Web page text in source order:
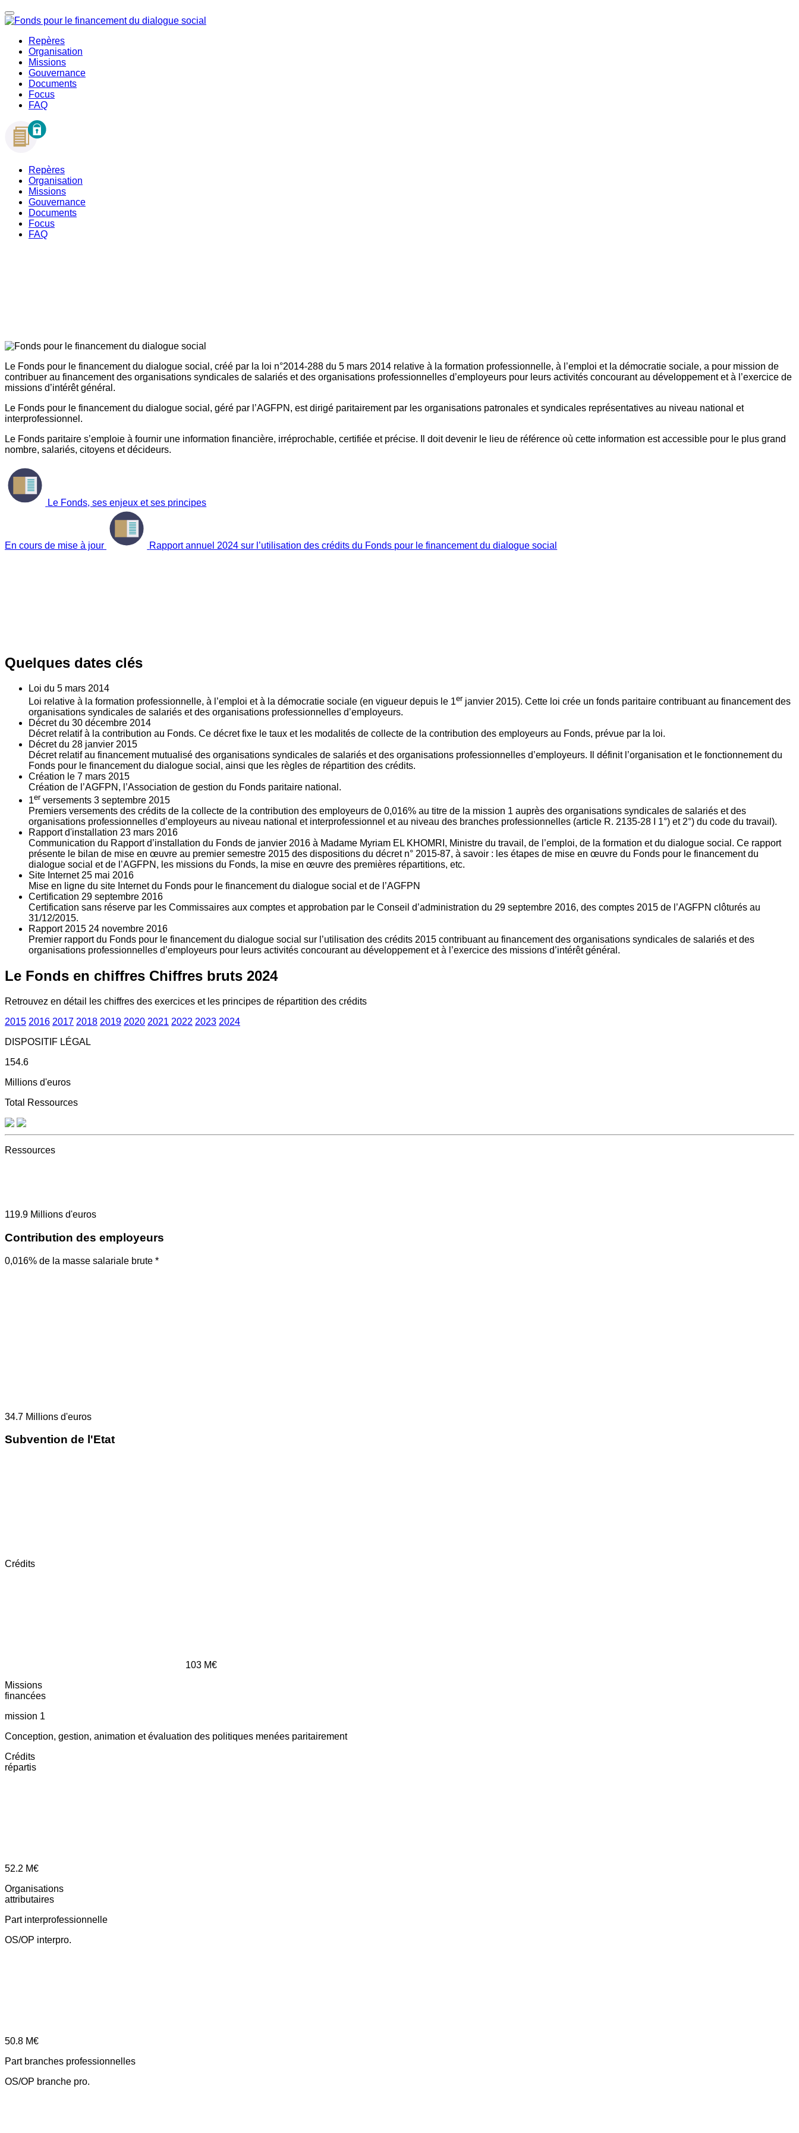
Repères
Organisation
Missions
Gouvernance
Documents
Focus
FAQ
Repères
Organisation
Missions
Gouvernance
Documents
Focus
FAQ
Le Fonds pour le financement du dialogue social, créé par la loi n°2014-288 du 5 mars 2014 relative à la formation professionnelle, à l’emploi et la démocratie sociale, a pour mission de
contribuer au financement des organisations syndicales de salariés et des organisations professionnelles d’employeurs pour leurs activités concourant au développement et à l’exercice de
missions d’intérêt général.
Le Fonds pour le financement du dialogue social, géré par l’AGFPN, est dirigé paritairement par les organisations patronales et syndicales représentatives au niveau national et
interprofessionnel.
Le Fonds paritaire s’emploie à fournir une information financière, irréprochable, certifiée et précise. Il doit devenir le lieu de référence où cette information est accessible pour le plus grand
nombre, salariés, citoyens et décideurs.
Le Fonds, ses enjeux et ses principes
En cours de mise à jour Rapport annuel 2024 sur l’utilisation des crédits du Fonds pour le financement du dialogue social
Quelques dates clés
Loi du 5 mars 2014
Loi relative à la formation professionnelle, à l’emploi et à la démocratie sociale (en vigueur depuis le 1er janvier 2015). Cette loi crée un fonds paritaire contribuant au financement des
organisations syndicales de salariés et des organisations professionnelles d’employeurs.
Décret du 30 décembre 2014
Décret relatif à la contribution au Fonds. Ce décret fixe le taux et les modalités de collecte de la contribution des employeurs au Fonds, prévue par la loi.
Décret du 28 janvier 2015
Décret relatif au financement mutualisé des organisations syndicales de salariés et des organisations professionnelles d’employeurs. Il définit l’organisation et le fonctionnement du
Fonds pour le financement du dialogue social, ainsi que les règles de répartition des crédits.
Création le 7 mars 2015
Création de l’AGFPN, l’Association de gestion du Fonds paritaire national.
1er versements 3 septembre 2015
Premiers versements des crédits de la collecte de la contribution des employeurs de 0,016% au titre de la mission 1 auprès des organisations syndicales de salariés et des
organisations professionnelles d’employeurs au niveau national et interprofessionnel et au niveau des branches professionnelles (article R. 2135‐28 I 1°) et 2°) du code du travail).
Rapport d'installation 23 mars 2016
Communication du Rapport d’installation du Fonds de janvier 2016 à Madame Myriam EL KHOMRI, Ministre du travail, de l’emploi, de la formation et du dialogue social. Ce rapport
présente le bilan de mise en œuvre au premier semestre 2015 des dispositions du décret n° 2015-87, à savoir : les étapes de mise en œuvre du Fonds pour le financement du
dialogue social et de l’AGFPN, les missions du Fonds, la mise en œuvre des premières répartitions, etc.
Site Internet 25 mai 2016
Mise en ligne du site Internet du Fonds pour le financement du dialogue social et de l’AGFPN
Certification 29 septembre 2016
Certification sans réserve par les Commissaires aux comptes et approbation par le Conseil d’administration du 29 septembre 2016, des comptes 2015 de l’AGFPN clôturés au
31/12/2015.
Rapport 2015 24 novembre 2016
Premier rapport du Fonds pour le financement du dialogue social sur l’utilisation des crédits 2015 contribuant au financement des organisations syndicales de salariés et des
organisations professionnelles d’employeurs pour leurs activités concourant au développement et à l’exercice des missions d’intérêt général.
Le Fonds en chiffres Chiffres bruts 2024
Retrouvez en détail les chiffres des exercices et les principes de répartition des crédits
2015 2016 2017 2018 2019 2020 2021 2022 2023 2024
DISPOSITIF LÉGAL
154.6
Millions d'euros
Total Ressources
Ressources
119.9 Millions d'euros
Contribution des employeurs
0,016% de la masse salariale brute *
34.7 Millions d'euros
Subvention de l'Etat
Crédits
103 M€
Missions
financées
mission 1
Conception, gestion, animation et évaluation des politiques menées paritairement
Crédits
répartis
52.2 M€
Organisations
attributaires
Part interprofessionnelle
OS/OP interpro.
50.8 M€
Part branches professionnelles
OS/OP branche pro.